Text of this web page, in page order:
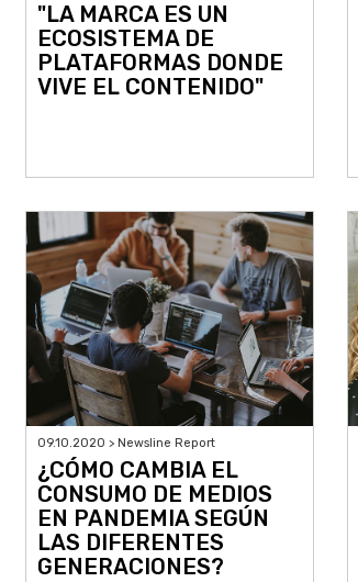
"LA MARCA ES UN
ECOSISTEMA DE
PLATAFORMAS DONDE
VIVE EL CONTENIDO"
09.10.2020 > Newsline Report
¿CÓMO CAMBIA EL
CONSUMO DE MEDIOS
EN PANDEMIA SEGÚN
LAS DIFERENTES
GENERACIONES?